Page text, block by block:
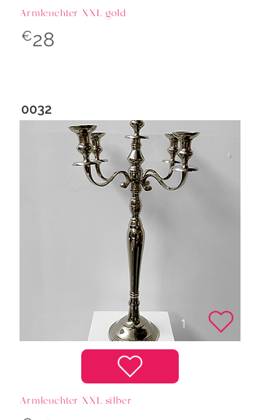
Armleuchter XXL gold
28
€
0032
Armleuchter XXL silber